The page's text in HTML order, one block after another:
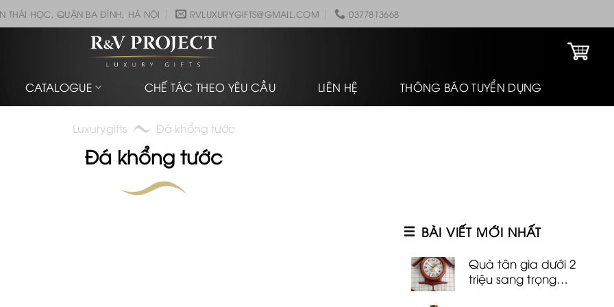
THÁI HỌC, QUẬN BA ĐÌNH, HÀ NỘI RVLUXURYGIFTS@GMAIL.COM 0377813668
CATALOGUE CHẾ TÁC THEO YÊU CẦU LIÊN HỆ THÔNG BÁO TUYỂN DỤNG
Luxurygifts Đá khổng tước
Đá khổng tước
BÀI VIẾT MỚI NHẤT
Quà tân gia dưới 2
triệu sang trọng